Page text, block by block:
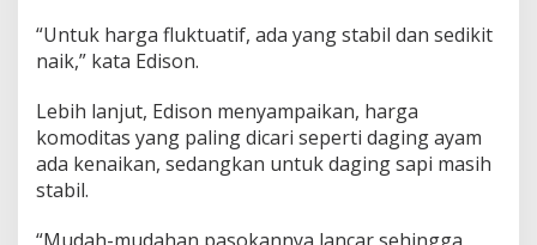
a
B
a
h
“Untuk harga fluktuatif, ada yang stabil dan sedikit
naik,” kata Edison.
Lebih lanjut, Edison menyampaikan, harga
komoditas yang paling dicari seperti daging ayam
ada kenaikan, sedangkan untuk daging sapi masih
stabil.